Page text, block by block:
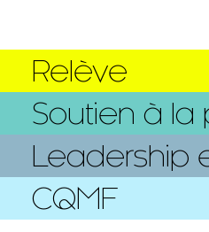
Relève
Soutien à la
Leadership
CQMF